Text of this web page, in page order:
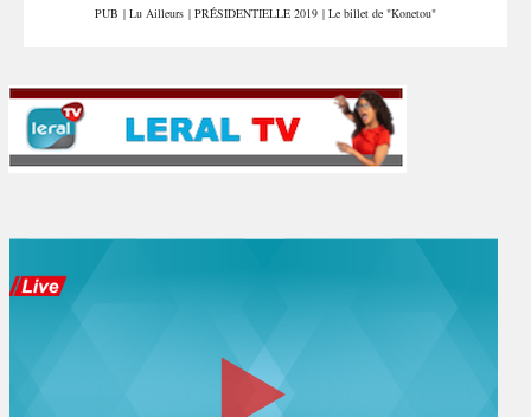
PUB | Lu Ailleurs | PRÉSIDENTIELLE 2019 | Le billet de "Konetou"